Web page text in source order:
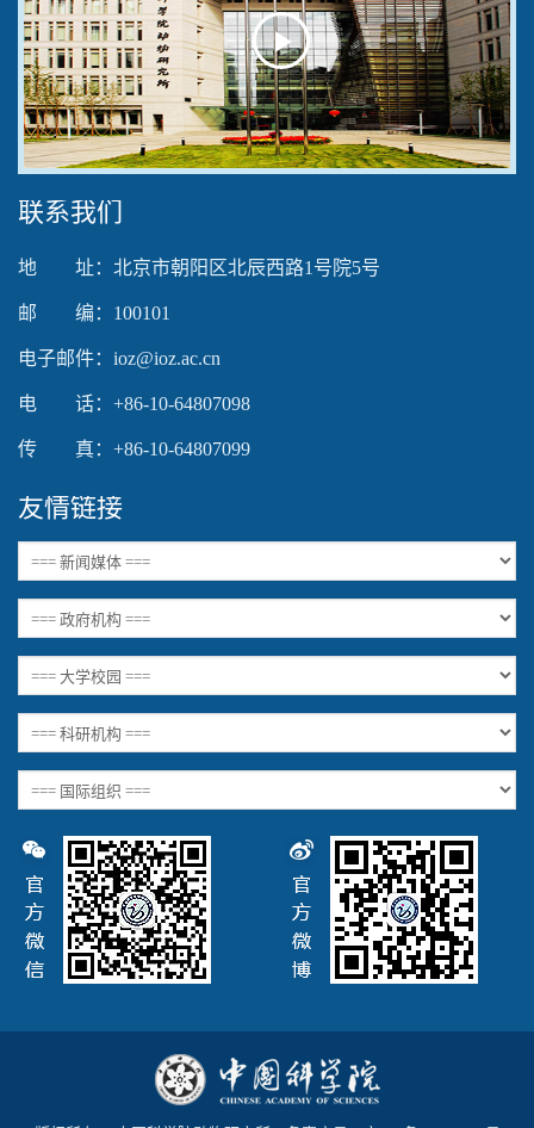
Play
Video
联系我们
地 址：北京市朝阳区北辰西路1号院5号
邮 编：100101
电子邮件：ioz@ioz.ac.cn
电 话：+86-10-64807098
传 真：+86-10-64807099
友情链接